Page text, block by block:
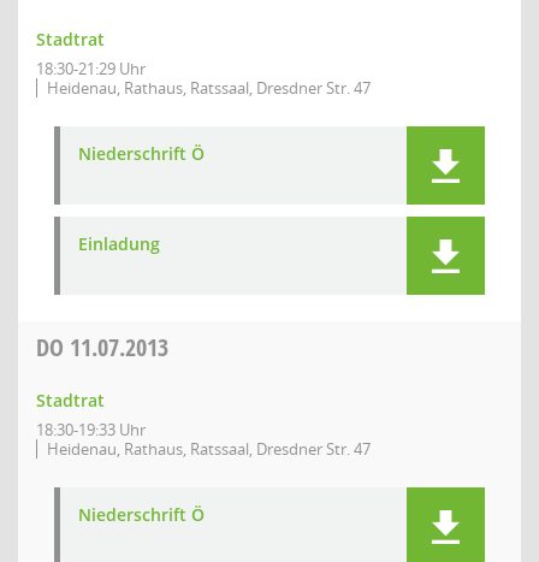
Stadtrat
18:30-21:29 Uhr
Heidenau, Rathaus, Ratssaal, Dresdner Str. 47
Niederschrift Ö
Einladung
DO 11.07.2013
Stadtrat
18:30-19:33 Uhr
Heidenau, Rathaus, Ratssaal, Dresdner Str. 47
Niederschrift Ö